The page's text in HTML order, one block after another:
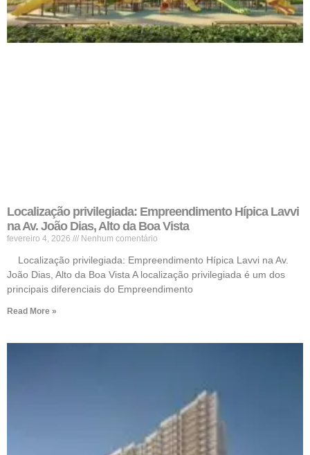
Localização privilegiada: Empreendimento Hípica Lavvi
na Av. João Dias, Alto da Boa Vista
fevereiro 4, 2026 Nenhum comentário
Localização privilegiada: Empreendimento Hípica Lavvi na Av.
João Dias, Alto da Boa Vista A localização privilegiada é um dos
principais diferenciais do Empreendimento
Read More »